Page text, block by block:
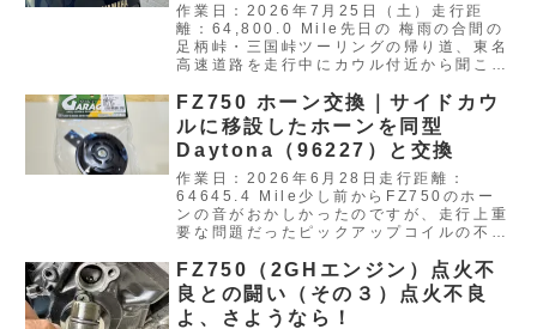
作業日：2026年7月25日（土）走行距
離：64,800.0 Mile先日の 梅雨の合間の
足柄峠・三国峠ツーリングの帰り道、東名
高速道路を走行中にカウル付近から聞こえ
FZ750 ホーン交換｜サイドカウ
ルに移設したホーンを同型
Daytona（96227）と交換
作業日：2026年6月28日走行距離：
64645.4 Mile少し前からFZ750のホー
ンの音がおかしかったのですが、走行上重
要な問題だったピックアップコイルの不具
FZ750（2GHエンジン）点火不
良との闘い（その３）点火不良
よ、さようなら！